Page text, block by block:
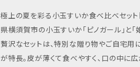
極上の夏を彩る小玉すいか食べ比べセット【ピノガール・姫まくら
県横須賀市の小玉すいか「ピノガール」と
贅沢なセットは、特別な贈り物やご自宅用に最適です！ 「ピノガール」は、シャリッ
が特長。皮が薄くて食べやすく、口の中に